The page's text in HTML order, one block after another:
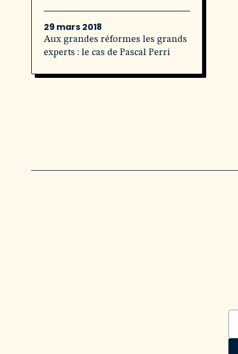
29 mars 2018
Aux grandes réformes les grands
experts : le cas de Pascal Perri